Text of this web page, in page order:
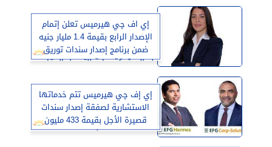
إي اف چي هيرميس تعلن إتمام
الإصدار الرابع بقيمة 1.4 مليار جنيه
ضمن برنامج إصدار سندات توريق
لصالح شركة بداية للتمويل العقاري
إي إف چي هيرميس تتم خدماتها
الاستشارية لصفقة إصدار سندات
قصيرة الأجل بقيمة 433 مليون
جنيه